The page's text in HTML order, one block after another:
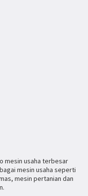
mesin usaha terbesar
mesin usaha seperti
mesin pertanian dan